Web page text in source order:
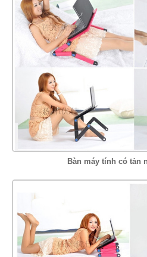
Bàn máy tính có tản